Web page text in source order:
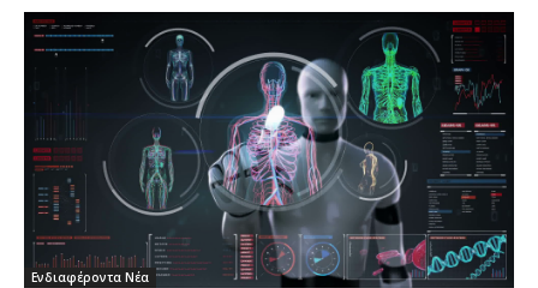
Ενδιαφέροντα Νέα